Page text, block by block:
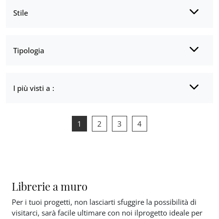
Stile
Tipologia
I più visti a :
1 2 3 4
Librerie a muro
Per i tuoi progetti, non lasciarti sfuggire la possibilità di
visitarci, sarà facile ultimare con noi ilprogetto ideale per